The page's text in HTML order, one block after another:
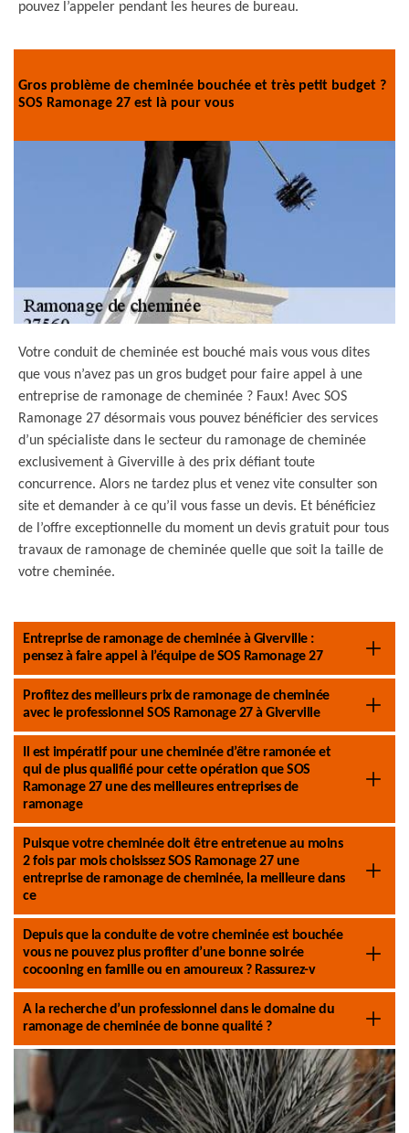
pouvez l’appeler pendant les heures de bureau.
Gros problème de cheminée bouchée et très petit budget ?
SOS Ramonage 27 est là pour vous
Votre conduit de cheminée est bouché mais vous vous dites
que vous n’avez pas un gros budget pour faire appel à une
entreprise de ramonage de cheminée ? Faux! Avec SOS
Ramonage 27 désormais vous pouvez bénéficier des services
d’un spécialiste dans le secteur du ramonage de cheminée
exclusivement à Giverville à des prix défiant toute
concurrence. Alors ne tardez plus et venez vite consulter son
site et demander à ce qu’il vous fasse un devis. Et bénéficiez
de l’offre exceptionnelle du moment un devis gratuit pour tous
travaux de ramonage de cheminée quelle que soit la taille de
votre cheminée.
Entreprise de ramonage de cheminée à Giverville :
pensez à faire appel à l’équipe de SOS Ramonage 27
Profitez des meilleurs prix de ramonage de cheminée
avec le professionnel SOS Ramonage 27 à Giverville
Il est impératif pour une cheminée d’être ramonée et
qui de plus qualifié pour cette opération que SOS
Ramonage 27 une des meilleures entreprises de
ramonage
Puisque votre cheminée doit être entretenue au moins
2 fois par mois choisissez SOS Ramonage 27 une
entreprise de ramonage de cheminée, la meilleure dans
ce
Depuis que la conduite de votre cheminée est bouchée
vous ne pouvez plus profiter d’une bonne soirée
cocooning en famille ou en amoureux ? Rassurez-v
A la recherche d’un professionnel dans le domaine du
ramonage de cheminée de bonne qualité ?